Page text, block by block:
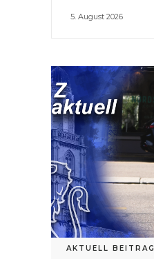
5. August 2026
AKTUELL BEITRAG